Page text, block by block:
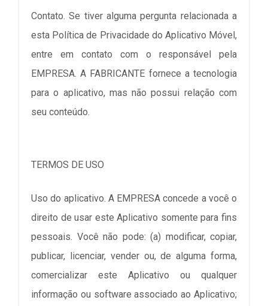
Contato. Se tiver alguma pergunta relacionada a
esta Política de Privacidade do Aplicativo Móvel,
entre em contato com o responsável pela
EMPRESA. A FABRICANTE fornece a tecnologia
para o aplicativo, mas não possui relação com
seu conteúdo.
TERMOS DE USO
Uso do aplicativo. A EMPRESA concede a você o
direito de usar este Aplicativo somente para fins
pessoais. Você não pode: (a) modificar, copiar,
publicar, licenciar, vender ou, de alguma forma,
comercializar este Aplicativo ou qualquer
informação ou software associado ao Aplicativo;